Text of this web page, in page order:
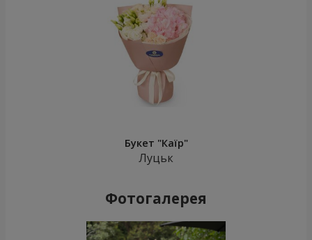
Букет "Каїр"
Луцьк
Фотогалерея